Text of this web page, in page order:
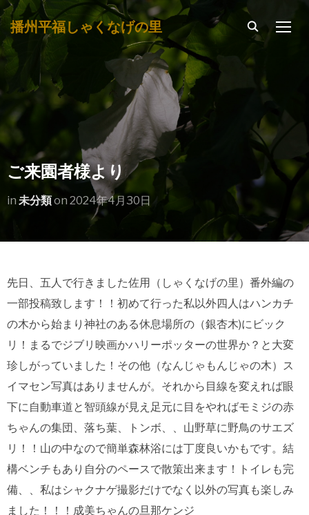
播州平福しゃくなげの里
ご来園者様より
in 未分類on 2024年4月30日
先日、五人で行きました佐用（しゃくなげの里）番外編の
一部投稿致します！！初めて行った私以外四人はハンカチ
の木から始まり神社のある休息場所の（銀杏木)にビック
リ！まるでジブリ映画かハリーポッターの世界か？と大変
珍しがっていました！その他（なんじゃもんじゃの木）ス
イマセン写真はありませんが。それから目線を変えれば眼
下に自動車道と智頭線が見え足元に目をやればモミジの赤
ちゃんの集団、落ち葉、トンボ、、山野草に野鳥のサエズ
リ！！山の中なので簡単森林浴には丁度良いかもです。結
構ベンチもあり自分のペースで散策出来ます！トイレも完
備、、私はシャクナゲ撮影だけでなく以外の写真も楽しみ
ました！！！成美ちゃんの旦那ケンジ